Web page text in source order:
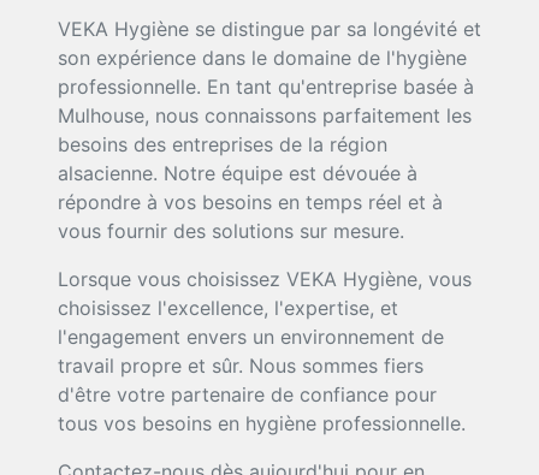
VEKA Hygiène se distingue par sa longévité et
son expérience dans le domaine de l'hygiène
professionnelle. En tant qu'entreprise basée à
Mulhouse, nous connaissons parfaitement les
besoins des entreprises de la région
alsacienne. Notre équipe est dévouée à
répondre à vos besoins en temps réel et à
vous fournir des solutions sur mesure.
Lorsque vous choisissez VEKA Hygiène, vous
choisissez l'excellence, l'expertise, et
l'engagement envers un environnement de
travail propre et sûr. Nous sommes fiers
d'être votre partenaire de confiance pour
tous vos besoins en hygiène professionnelle.